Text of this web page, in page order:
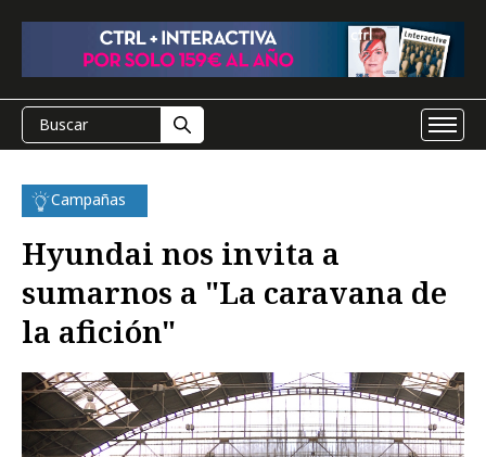
Campañas
Hyundai nos invita a
sumarnos a "La caravana de
la afición"